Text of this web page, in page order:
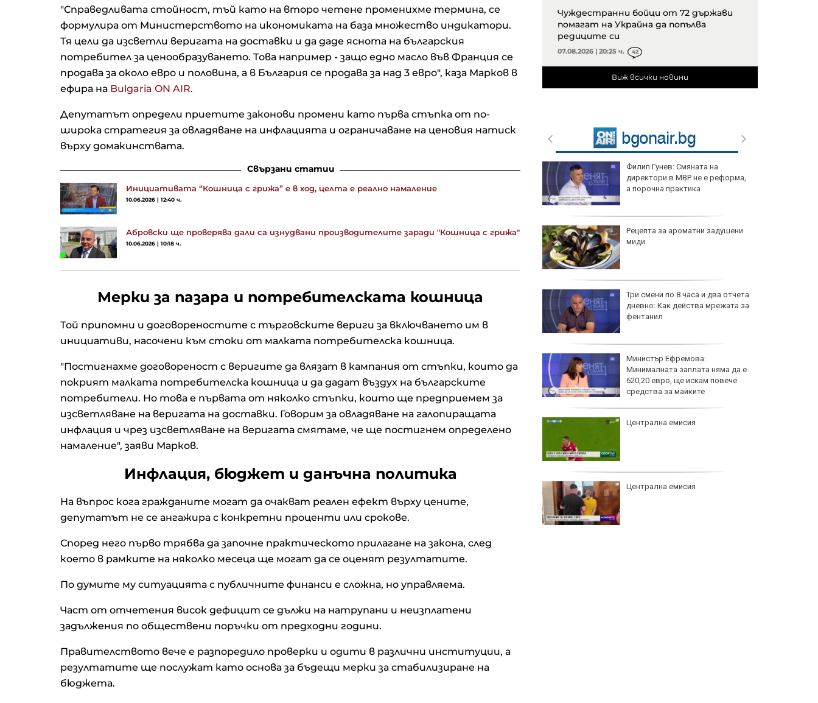
"Справедливата стойност, тъй като на второ четене променихме термина, се
формулира от Министерството на икономиката на база множество индикатори.
Тя цели да изсветли веригата на доставки и да даде яснота на българския
потребител за ценообразуването. Това например - защо едно масло във Франция се
продава за около евро и половина, а в България се продава за над 3 евро", каза Марков в
ефира на Bulgaria ON AIR.
Депутатът определи приетите законови промени като първа стъпка от по-
широка стратегия за овладяване на инфлацията и ограничаване на ценовия натиск
върху домакинствата.
Свързани статии
Инициативата “Кошница с грижа” е в ход, целта е реално намаление
10.06.2026 | 12:40 ч.
Абровски ще проверява дали са изнудвани производителите заради "Кошница с грижа"
10.06.2026 | 10:18 ч.
Мерки за пазара и потребителската кошница
Той припомни и договореностите с търговските вериги за включването им в
инициативи, насочени към стоки от малката потребителска кошница.
"Постигнахме договореност с веригите да влязат в кампания от стъпки, които да
покрият малката потребителска кошница и да дадат въздух на българските
потребители. Но това е първата от няколко стъпки, които ще предприемем за
изсветляване на веригата на доставки. Говорим за овладяване на галопиращата
инфлация и чрез изсветляване на веригата смятаме, че ще постигнем определено
намаление", заяви Марков.
Инфлация, бюджет и данъчна политика
На въпрос кога гражданите могат да очакват реален ефект върху цените,
депутатът не се ангажира с конкретни проценти или срокове.
Според него първо трябва да започне практическото прилагане на закона, след
което в рамките на няколко месеца ще могат да се оценят резултатите.
По думите му ситуацията с публичните финанси е сложна, но управляема.
Част от отчетения висок дефицит се дължи на натрупани и неизплатени
задължения по обществени поръчки от предходни години.
Правителството вече е разпоредило проверки и одити в различни институции, а
резултатите ще послужат като основа за бъдещи мерки за стабилизиране на
бюджета.
Чуждестранни бойци от 72 държави
помагат на Украйна да попълва
редиците си
07.08.2026 | 20:25 ч. 42
Виж всички новини
държи елита под контрол
SOFIX затвори седмицата с ръст
В. Нейков: Технологиите с двойна
употреба сближават
продължават успешната си
серия пети пореден ден
Пазарът на труда у нас се
охлажда: Къде са най-големи
водеща роля в европейския
сектор на сливания и
придобивания
Филип Гунев: Смяната на
директори в МВР не е реформа,
а порочна практика
Рецепта за ароматни задушени
миди
Три смени по 8 часа и два отчета
дневно: Как действа мрежата за
фентанил
Министър Ефремова:
Минималната заплата няма да е
620,20 евро, ще искам повече
средства за майките
Централна емисия
Централна емисия